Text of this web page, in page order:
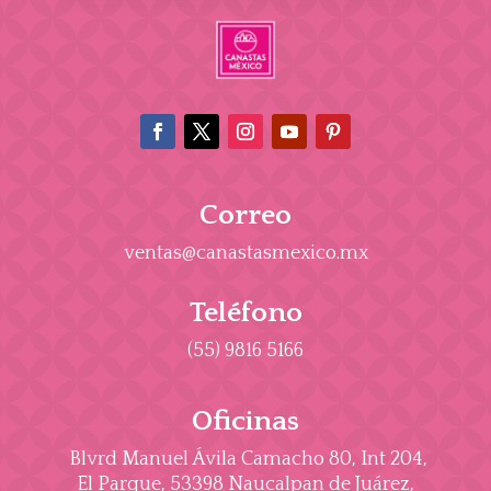
Correo
ventas@canastasmexico.mx
Teléfono
(55) 9816 5166
Oficinas
Blvrd Manuel Ávila Camacho 80, Int 204,
El Parque, 53398 Naucalpan de Juárez,